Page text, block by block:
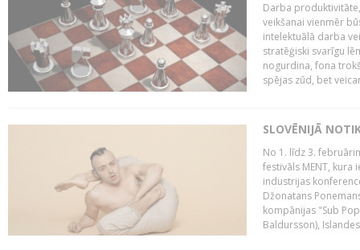
Darba
veikšanai vienmēr
intelektuālā darba
stratēģiski svarīgu
nogurdina, fona
spējas zūd, bet
SLOVĒNIJĀ
No 1. līdz 3.
festivāls MENT, kura
industrijas
Džonatans
kompānijas "Sub
Baldursson),